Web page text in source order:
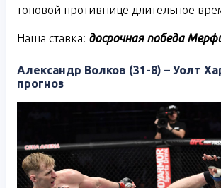
топовой противнице длительное
Наша ставка: досрочная победа
Александр Волков (31-8) – Уолт
прогноз